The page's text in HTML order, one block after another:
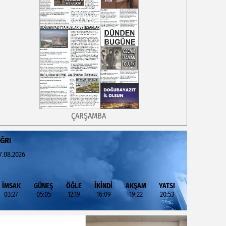
ÇARŞAMBA
İMSAK
03:27
GÜNEŞ
05:05
ÖĞLE
12:19
İKİNDİ
16:09
AKŞAM
19:22
YATSI
20:53